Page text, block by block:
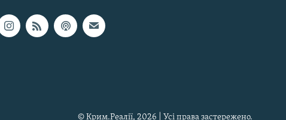
© Крим.Реалії, 2026 | Усі права застережено.